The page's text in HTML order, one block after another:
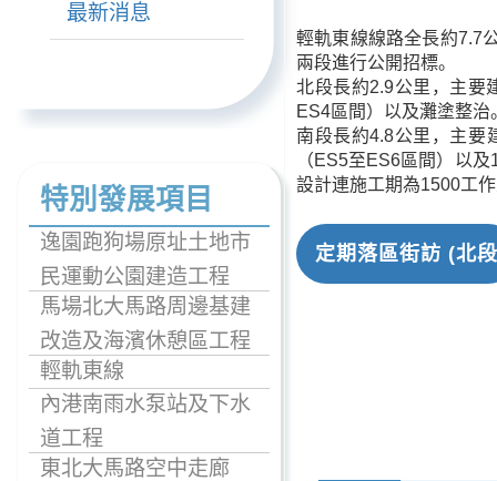
最新消息
特別發展項目
逸園跑狗場原址土地市
民運動公園建造工程
馬場北大馬路周邊基建
改造及海濱休憩區工程
輕軌東線
內港南雨水泵站及下水
道工程
東北大馬路空中走廊
輕軌東線線路全長約7.7
兩段進行公開招標。
北段長約2.9公里，主要
ES4區間）以及灘塗整
南段長約4.8公里，主要
（ES5至ES6區間）以
設計連施工期為1500工
定期落區街訪 (北